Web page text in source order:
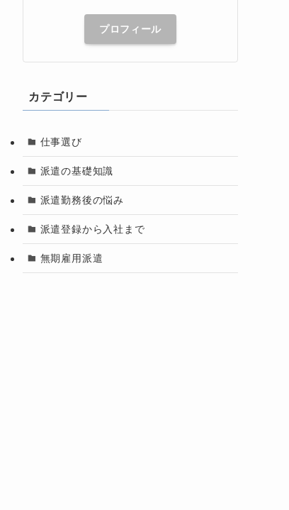
プロフィール
カテゴリー
仕事選び
派遣の基礎知識
派遣勤務後の悩み
派遣登録から入社まで
無期雇用派遣